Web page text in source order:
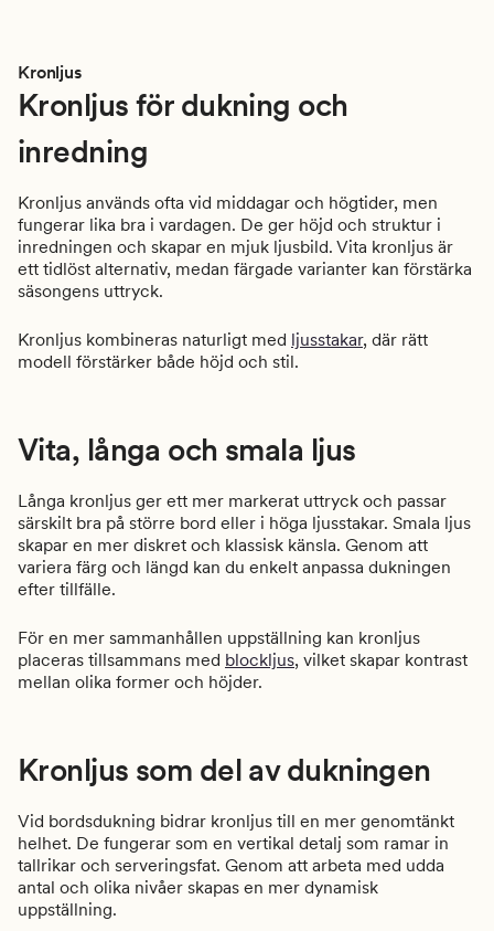
Kronljus
Kronljus för dukning och
inredning
Kronljus används ofta vid middagar och högtider, men
fungerar lika bra i vardagen. De ger höjd och struktur i
inredningen och skapar en mjuk ljusbild. Vita kronljus är
ett tidlöst alternativ, medan färgade varianter kan förstärka
säsongens uttryck.
Kronljus kombineras naturligt med ljusstakar, där rätt
modell förstärker både höjd och stil.
Vita, långa och smala ljus
Långa kronljus ger ett mer markerat uttryck och passar
särskilt bra på större bord eller i höga ljusstakar. Smala ljus
skapar en mer diskret och klassisk känsla. Genom att
variera färg och längd kan du enkelt anpassa dukningen
efter tillfälle.
För en mer sammanhållen uppställning kan kronljus
placeras tillsammans med blockljus, vilket skapar kontrast
mellan olika former och höjder.
Kronljus som del av dukningen
Vid bordsdukning bidrar kronljus till en mer genomtänkt
helhet. De fungerar som en vertikal detalj som ramar in
tallrikar och serveringsfat. Genom att arbeta med udda
antal och olika nivåer skapas en mer dynamisk
uppställning.